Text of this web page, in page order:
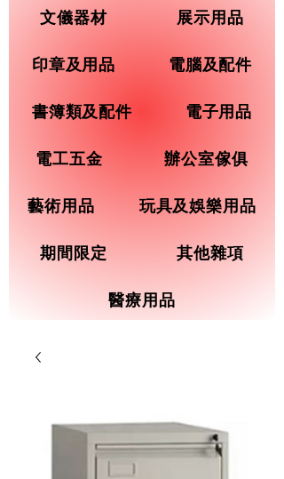
文儀器材 展示用品
印章及用品 電腦及配件
書簿類及配件 電子用品
電工五金 辦公室傢俱
藝術用品 玩具及娛樂用品
期間限定 其他雜項
醫療用品